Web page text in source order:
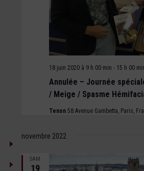
Annulée – Journée
/ Meige / Spasme
18 juin 2020 à 9 h 00 min - 15 h 00
Tenon 58 Avenue Gambetta, Paris,
novembre 2022
SAM
19